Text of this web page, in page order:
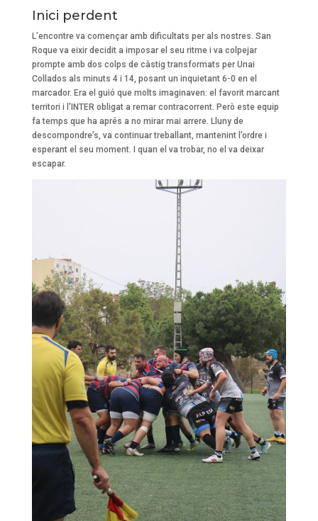
Inici perdent
L’encontre va començar amb dificultats per als nostres. San
Roque va eixir decidit a imposar el seu ritme i va colpejar
prompte amb dos colps de càstig transformats per Unai
Collados als minuts 4 i 14, posant un inquietant 6-0 en el
marcador. Era el guió que molts imaginaven: el favorit marcant
territori i l’INTER obligat a remar contracorrent. Però este equip
fa temps que ha aprés a no mirar mai arrere. Lluny de
descompondre’s, va continuar treballant, mantenint l’ordre i
esperant el seu moment. I quan el va trobar, no el va deixar
escapar.